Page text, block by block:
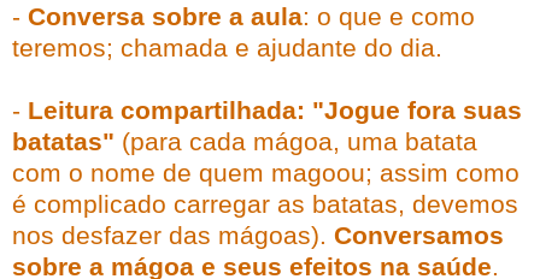
- Conversa sobre a aula: o que e como
teremos; chamada e ajudante do dia.
- Leitura compartilhada: "Jogue fora suas
batatas" (para cada mágoa, uma batata
com o nome de quem magoou; assim como
é complicado carregar as batatas, devemos
nos desfazer das mágoas). Conversamos
sobre a mágoa e seus efeitos na saúde.